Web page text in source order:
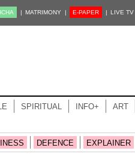
| MATRIMONY | E-PAPER | LIVE TV
SPIRITUAL INFO+ ART
DEFENCE EXPLAINER